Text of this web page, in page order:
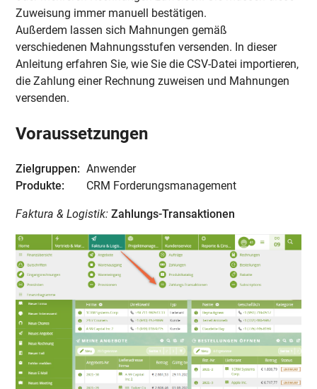
Zuweisung immer manuell bestätigen.
Außerdem lassen sich Mahnungen gemäß
verschiedenen Mahnungsstufen versenden. In dieser
Anleitung erfahren Sie, wie Sie die CSV-Datei importieren,
die Zahlung einer Rechnung zuweisen und Mahnungen
versenden.
Voraussetzungen
Zielgruppen: Anwender
Produkte:
CRM Forderungsmanagement
Faktura & Logistik: Zahlungs-Transaktionen